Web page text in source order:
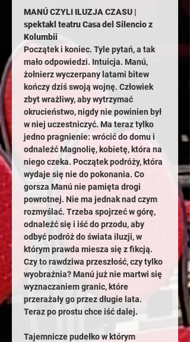
MANÚ CZYLI ILUZJA CZASU |
spektakl teatru Casa del Silencio z
Kolumbii
Początek i koniec. Tyle pytań, a tak
mało odpowiedzi. Intuicja. Manú,
żołnierz wyczerpany latami bitew
kończy dziś swoją wojnę. Człowiek
zbyt wrażliwy, aby wytrzymać
okrucieństwo, nigdy nie powinien był
w niej uczestniczyć. Ma teraz tylko
jedno pragnienie: wrócić do domu i
odnaleźć Magnolię, kobietę, która na
niego czeka. Początek podróży, która
wydaje się nie do pokonania. Co
gorsza Manú nie pamięta drogi
powrotnej. Nie ma jednak nad czym
rozmyślać. Trzeba spojrzeć w górę,
odnaleźć się i iść do przodu, aby
odbyć podróż do świata iluzji, w
którym prawda miesza się z fikcją.
Czy to rawdziwa przeszłość, czy tylko
wyobraźnia? Manú już nie martwi się
wyznaczaniem granic, które
przerażały go przez długie lata.
Teraz po prostu chce iść dalej.
Tajemnicze pudełko w którym